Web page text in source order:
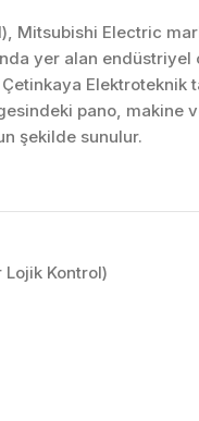
Mitsubishi Electric
yer alan endüstriyel
Elektroteknik
pano, makine
şekilde sunulur.
Lojik Kontrol)